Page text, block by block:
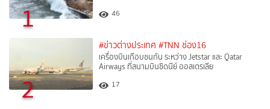
1 46
2
#ข่าวต่างประเทศ #TNN ช่อง16
เครื่องบินเกือบชนกัน ระหว่าง Jetstar และ Qatar
Airways ที่สนามบินซิดนีย์ ออสเตรเลีย
17